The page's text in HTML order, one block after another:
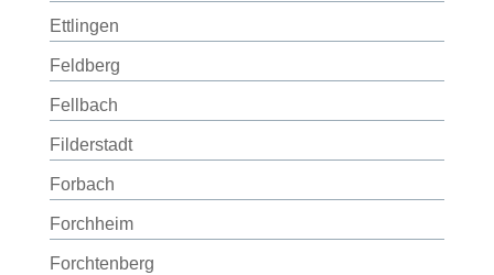
Ettlingen
Feldberg
Fellbach
Filderstadt
Forbach
Forchheim
Forchtenberg